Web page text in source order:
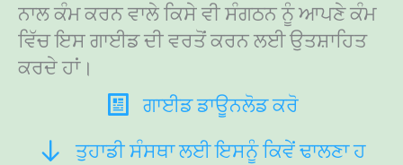
ਨਾਲ ਕੰਮ ਕਰਨ ਵਾਲੇ ਕਿਸੇ ਵੀ ਸੰਗਠਨ ਨੂੰ ਆਪਣੇ ਕੰਮ
ਵਿੱਚ ਇਸ ਗਾਈਡ ਦੀ ਵਰਤੋਂ ਕਰਨ ਲਈ ਉਤਸ਼ਾਹਿਤ
ਕਰਦੇ ਹਾਂ।
ਗਾਈਡ ਡਾਊਨਲੋਡ ਕਰੋ
ਤੁਹਾਡੀ ਸੰਸਥਾ ਲਈ ਇਸਨੂੰ ਕਿਵੇਂ ਢਾਲਣਾ ਹ